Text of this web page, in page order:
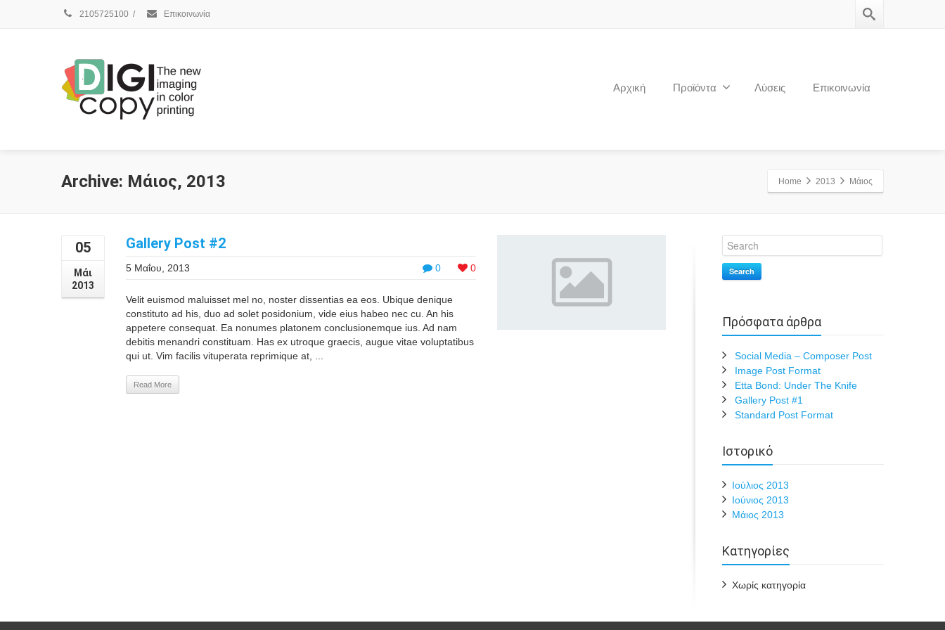
2105725100 / Επικοινωνία
Αρχική Προϊόντα Λύσεις Επικοινωνία
Archive: Μάιος, 2013 Home 2013 Μάιος
05
Μάι
2013
Gallery Post #2
0 0
5 Μαΐου, 2013
Velit euismod maluisset mel no, noster dissentias ea eos. Ubique denique
constituto ad his, duo ad solet posidonium, vide eius habeo nec cu. An his
appetere consequat. Ea nonumes platonem conclusionemque ius. Ad nam
debitis menandri constituam. Has ex utroque graecis, augue vitae voluptatibus
qui ut. Vim facilis vituperata reprimique at, ...
Read More
Search
Πρόσφατα άρθρα
Social Media – Composer Post
Image Post Format
Etta Bond: Under The Knife
Gallery Post #1
Standard Post Format
Ιστορικό
Ιούλιος 2013
Ιούνιος 2013
Μάιος 2013
Kατηγορίες
Χωρίς κατηγορία